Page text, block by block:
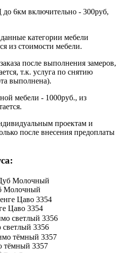
6км включительно - 300руб,
категории мебели
из стоимости мебели.
после выполнения замеров,
т.к. услуга по снятию
выполнена).
мебели - 1000руб., из
проектам и
после внесения предоплаты
Молочный
Цаво 3354
3356
3357